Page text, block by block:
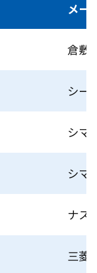
メー
倉敷
シー
シマ
シマ
ナス
三菱